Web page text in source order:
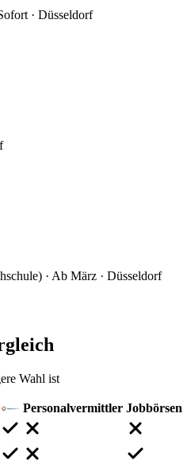
· Düsseldorf
· Ab März · Düsseldorf
Wahl ist
Personalvermittler Jobbörsen